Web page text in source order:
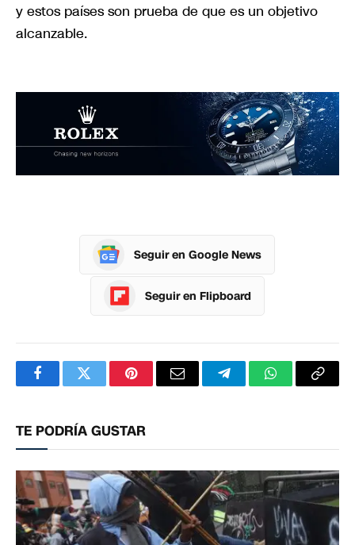
y estos países son prueba de que es un objetivo
alcanzable.
Seguir en Google News
Seguir en Flipboard
FacebookTwitterPinterestCorreoTelegramWhatsApp
TE PODRÍA GUSTAR